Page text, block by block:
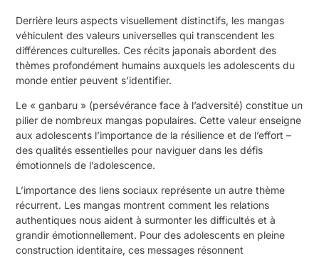
Derrière leurs aspects visuellement distinctifs, les mangas
véhiculent des valeurs universelles qui transcendent les
différences culturelles. Ces récits japonais abordent des
thèmes profondément humains auxquels les adolescents du
monde entier peuvent s’identifier.
Le « ganbaru » (persévérance face à l’adversité) constitue un
pilier de nombreux mangas populaires. Cette valeur enseigne
aux adolescents l’importance de la résilience et de l’effort –
des qualités essentielles pour naviguer dans les défis
émotionnels de l’adolescence.
L’importance des liens sociaux représente un autre thème
récurrent. Les mangas montrent comment les relations
authentiques nous aident à surmonter les difficultés et à
grandir émotionnellement. Pour des adolescents en pleine
construction identitaire, ces messages résonnent